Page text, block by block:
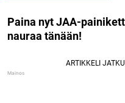
Paina nyt JAA-
nauraa tänään!